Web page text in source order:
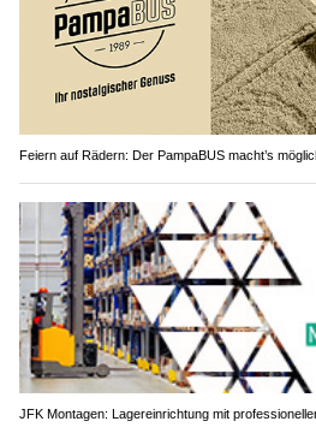
Feiern auf Rädern: Der PampaBUS macht’s
JFK Montagen: Lagereinrichtung mit